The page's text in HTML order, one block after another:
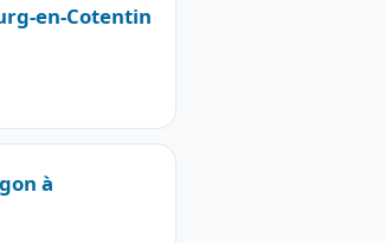
en-Cotentin
à